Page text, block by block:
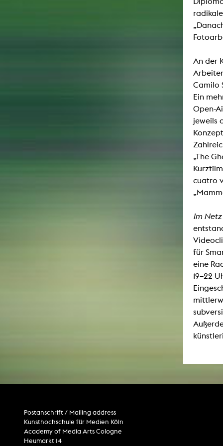
An der
Camilo
Ein
Open-
jeweils
„The
cuatro
Im
für
eine
19–22
Postanschrift / Mailing address
Kunsthochschule für Medien Köln
Academy of Media Arts Cologne
Heumarkt 14